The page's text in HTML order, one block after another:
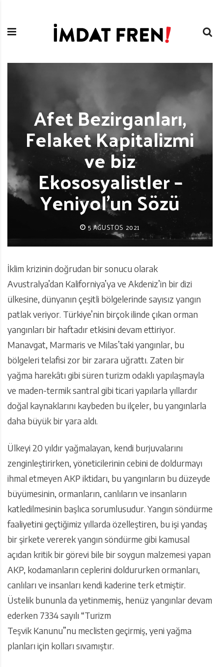
Afet Bezirganları,
Felaket Kapitalizmi
ve biz
Ekososyalistler –
Yeniyol’un Sözü
5 AĞUSTOS 2021
İklim krizinin doğrudan bir sonucu olarak
Avustralya’dan Kaliforniya’ya ve Akdeniz’in bir dizi
ülkesine, dünyanın çeşitli bölgelerinde sayısız yangın
patlak veriyor. Türkiye’nin birçok ilinde çıkan orman
yangınları bir haftadır etkisini devam ettiriyor.
Manavgat, Marmaris ve Milas’taki yangınlar, bu
bölgeleri telafisi zor bir zarara uğrattı. Zaten bir
yağma harekâtı gibi süren turizm odaklı yapılaşmayla
ve maden-termik santral gibi ticari yapılarla yıllardır
doğal kaynaklarını kaybeden bu ilçeler, bu yangınlarla
daha büyük bir yara aldı.
Ülkeyi 20 yıldır yağmalayan, kendi burjuvalarını
zenginleştirirken, yöneticilerinin cebini de doldurmayı
ihmal etmeyen AKP iktidarı, bu yangınların bu düzeyde
büyümesinin, ormanların, canlıların ve insanların
katledilmesinin başlıca sorumlusudur. Yangın söndürme
faaliyetini geçtiğimiz yıllarda özelleştiren, bu işi yandaş
bir şirkete vererek yangın söndürme gibi kamusal
açıdan kritik bir görevi bile bir soygun malzemesi yapan
AKP, kodamanların ceplerini doldururken ormanları,
canlıları ve insanları kendi kaderine terk etmiştir.
Üstelik bununla da yetinmemiş, henüz yangınlar devam
ederken 7334 sayılı “Turizm
Teşvik Kanunu”nu meclisten geçirmiş, yeni yağma
planları için kolları sıvamıştır.